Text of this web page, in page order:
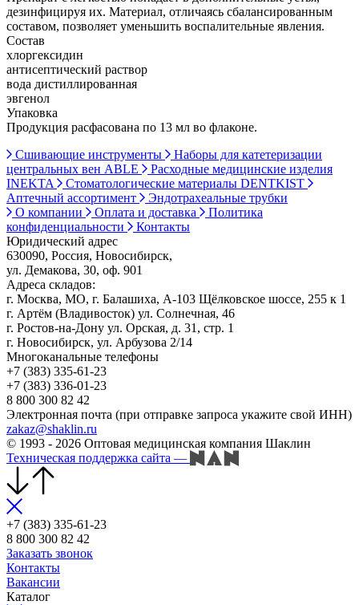
дезинфицируя их. Материал, отличаясь сбалансированным
составом, позволяет уменьшить воспалительные явления.
Состав
хлоргексидин
антисептический раствор
вода дистиллированная
эвгенол
Упаковка
Продукция расфасована по 13 мл во флаконе.
Сшивающие инструменты
Наборы для катетеризации
центральных вен ABLE
Расходные медицинские изделия
INEKTA
Стоматологические материалы DENTKIST
Аптечный ассортимент
Эндотрахеальные трубки
О компании
Оплата и доставка
Политика
конфиденциальности
Контакты
Юридический адрес
630090, Россия, Новосибирск,
ул. Демакова, 30, оф. 901
Адреса складов:
г. Москва, МО, г. Балашиха, А-103 Щёлковское шоссе, 255 к 1
г. Артём (Владивосток) ул. Солнечная, 46
г. Ростов-на-Дону ул. Орская, д. 31, стр. 1
г. Новосибирск, ул. Арбузова 2/14
Многоканальные телефоны
+7 (383) 335-61-23
+7 (383) 336-01-23
8 800 300 82 42
Электронная почта (при отправке запроса укажите свой ИНН)
zakaz@shaklin.ru
© 1993 - 2026 Оптовая медицинская компания Шаклин
Техническая поддержка сайта —
+7 (383) 335-61-23
8 800 300 82 42
Заказать звонок
Контакты
Вакансии
Каталог